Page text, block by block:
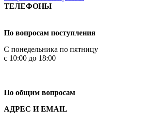
ТЕЛЕФОНЫ
По вопросам поступления
С понедельника по пятницу
с 10:00 до 18:00
По общим вопросам
АДРЕС И EMAIL